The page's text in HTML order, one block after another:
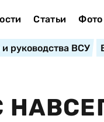
Статьи Фото
руководства ВСУ